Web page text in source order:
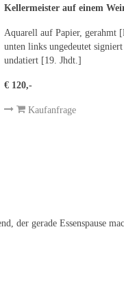
Kellermeister auf einem
Aquarell auf Papier, gerahmt
unten links ungedeutet
undatiert [19. Jhdt.]
€ 120,-
Kaufanfrage
der gerade Essenspause